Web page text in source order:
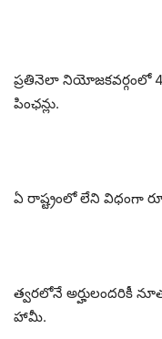
ప్రతినెలా నియోజకవర్గంలో
పింఛన్లు.
ఏ రాష్ట్రంలో లేని విధంగా
త్వరలోనే అర్హులందరికీ
హామీ.